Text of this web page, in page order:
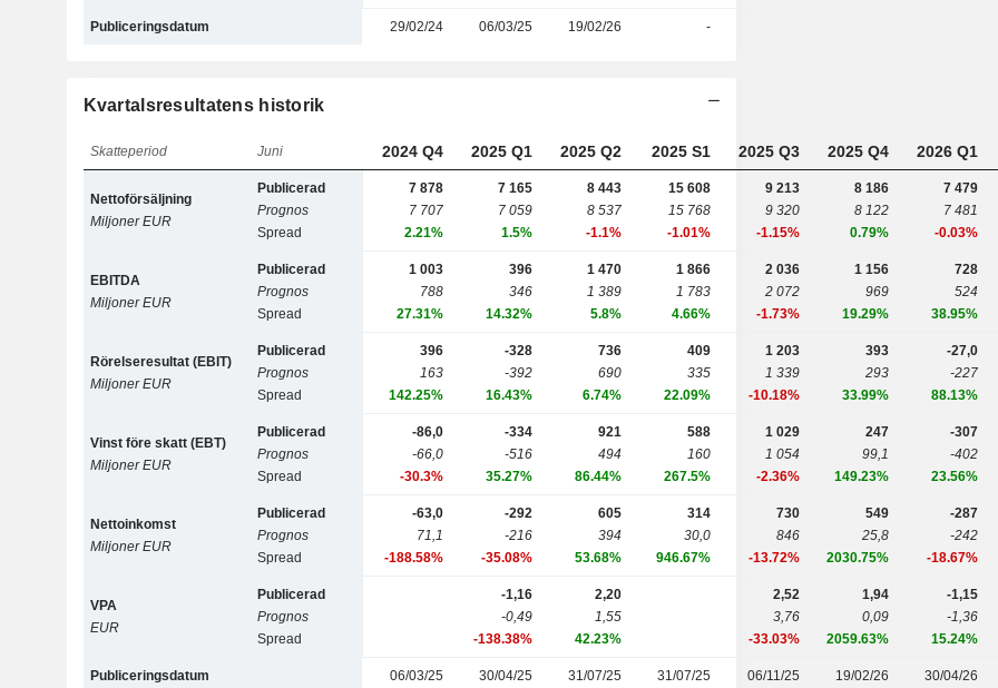
Publiceringsdatum 29/02/24 06/03/25 19/02/26 -
Kvartalsresultatens historik
Skatteperiod Juni 2024 Q4 2025 Q1 2025 Q2 2025 S1 2025 Q3 2025 Q4 2026 Q1
Nettoförsäljning
Miljoner EUR
Publicerad
Prognos
Spread
7 878
7 707
2.21%
7 165
7 059
1.5%
8 443
8 537
-1.1%
15 608
15 768
-1.01%
9 213
9 320
-1.15%
8 186
8 122
0.79%
7 479
7 481
-0.03%
EBITDA
Miljoner EUR
Publicerad
Prognos
Spread
1 003
788
27.31%
396
346
14.32%
1 470
1 389
5.8%
1 866
1 783
4.66%
2 036
2 072
-1.73%
1 156
969
19.29%
728
524
38.95%
Rörelseresultat (EBIT)
Miljoner EUR
Publicerad
Prognos
Spread
396
163
142.25%
-328
-392
16.43%
736
690
6.74%
409
335
22.09%
1 203
1 339
-10.18%
393
293
33.99%
-27,0
-227
88.13%
Vinst före skatt (EBT)
Miljoner EUR
Publicerad
Prognos
Spread
-86,0
-66,0
-30.3%
-334
-516
35.27%
921
494
86.44%
588
160
267.5%
1 029
1 054
-2.36%
247
99,1
149.23%
-307
-402
23.56%
Nettoinkomst
Miljoner EUR
Publicerad
Prognos
Spread
-63,0
71,1
-188.58%
-292
-216
-35.08%
605
394
53.68%
314
30,0
946.67%
730
846
-13.72%
549
25,8
2030.75%
-287
-242
-18.67%
VPA
EUR
Publicerad
Prognos
Spread
-1,16
-0,49
-138.38%
2,20
1,55
42.23%
2,52
3,76
-33.03%
1,94
0,09
2059.63%
-1,15
-1,36
15.24%
Publiceringsdatum 06/03/25 30/04/25 31/07/25 31/07/25 06/11/25 19/02/26 30/04/26